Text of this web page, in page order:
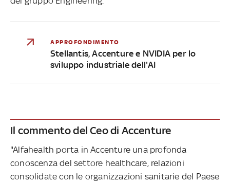
APPROFONDIMENTO
Stellantis, Accenture e NVIDIA per lo
sviluppo industriale dell'AI
Il commento del Ceo di Accenture
"Alfahealth porta in Accenture una profonda
conoscenza del settore healthcare, relazioni
consolidate con le organizzazioni sanitarie del Paese